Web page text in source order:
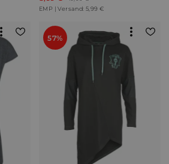
EMP | Versand: 5,99 €
57%